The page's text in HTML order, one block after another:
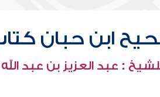
ابن حبان
: عبد العزيز بن عبد